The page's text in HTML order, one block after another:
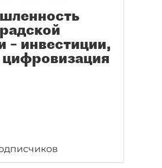
– инвестиции,